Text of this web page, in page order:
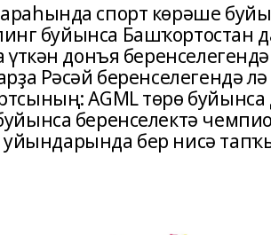
спорт көрәше
буйынса Башҡортостан
үткән донъя
Рәсәй беренселегендә
AGML төрө
беренселектә
бер нисә